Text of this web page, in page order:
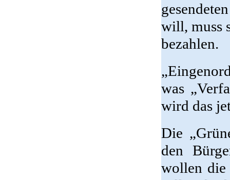
will, muss
bezahlen.
was
wird das
Die
den
wollen die